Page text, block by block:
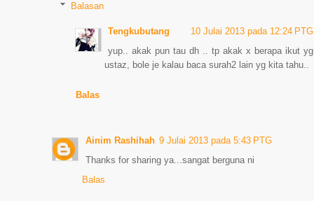
Balasan
Tengkubutang
10 Julai 2013 pada 12:24 PTG
yup.. akak pun tau dh .. tp akak x berapa ikut
ustaz, bole je kalau baca surah2 lain yg kita tahu..
Balas
Ainim Rashihah 9 Julai 2013 pada 5:43 PTG
Thanks for sharing ya...sangat berguna ni
Balas